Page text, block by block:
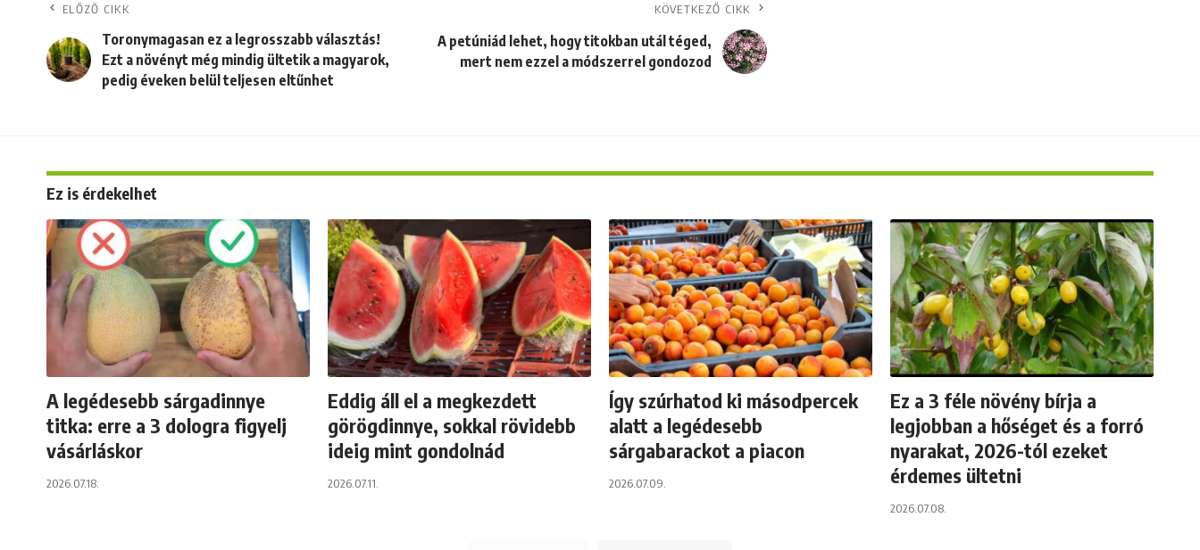
ELŐZŐ CIKK
Toronymagasan ez a legrosszabb választás!
Ezt a növényt még mindig ültetik a magyarok,
pedig éveken belül teljesen eltűnhet
KÖVETKEZŐ CIKK
A petúniád lehet, hogy titokban utál téged,
mert nem ezzel a módszerrel gondozod
Ez is érdekelhet
A legédesebb sárgadinnye
titka: erre a 3 dologra figyelj
vásárláskor
2026.07.18.
Eddig áll el a megkezdett
görögdinnye, sokkal rövidebb
ideig mint gondolnád
2026.07.11.
Így szúrhatod ki másodpercek
alatt a legédesebb
sárgabarackot a piacon
2026.07.09.
Ez a 3 féle növény bírja a
legjobban a hőséget és a forró
nyarakat, 2026-tól ezeket
érdemes ültetni
2026.07.08.